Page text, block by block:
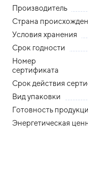
Производитель
Страна
Условия хранения
Срок годности
Номер
сертификата
Срок действия
Вид упаковки
Готовность
Энергетическая